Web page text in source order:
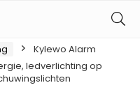
Kylewo Alarm
ledverlichting op